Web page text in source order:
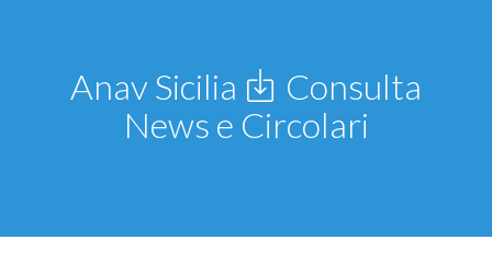
Anav Sicilia
Consulta
News e Circolari